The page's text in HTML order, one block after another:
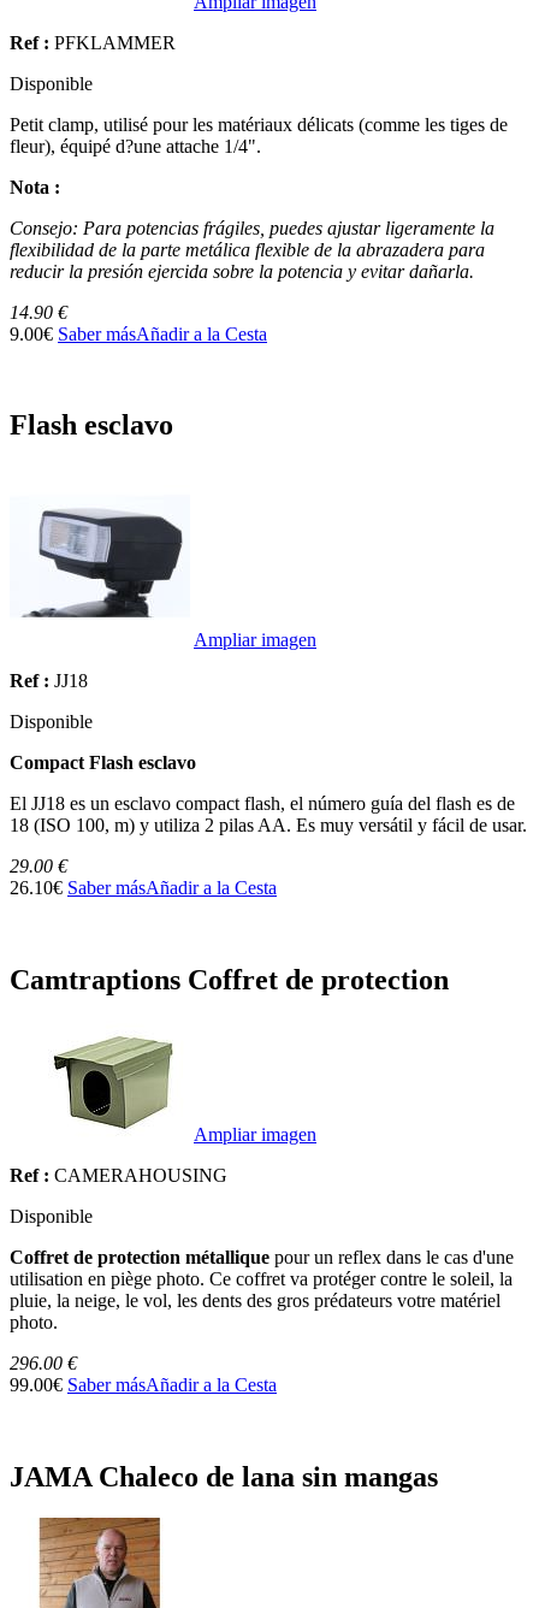
Ref : PFKLAMMER
Disponible
Petit clamp, utilisé pour les matériaux délicats (comme les tiges de
fleur), équipé d?une attache 1/4".
Nota :
Consejo: Para potencias frágiles, puedes ajustar ligeramente la
flexibilidad de la parte metálica flexible de la abrazadera para
reducir la presión ejercida sobre la potencia y evitar dañarla.
14.90 €
9.00€ Saber másAñadir a la Cesta
Flash esclavo
Ampliar imagen
Ref : JJ18
Disponible
Compact Flash esclavo
El JJ18 es un esclavo compact flash, el número guía del flash es de
18 (ISO 100, m) y utiliza 2 pilas AA. Es muy versátil y fácil de usar.
29.00 €
26.10€ Saber másAñadir a la Cesta
Camtraptions Coffret de protection
Ampliar imagen
Ref : CAMERAHOUSING
Disponible
Coffret de protection métallique pour un reflex dans le cas d'une
utilisation en piège photo. Ce coffret va protéger contre le soleil, la
pluie, la neige, le vol, les dents des gros prédateurs votre matériel
photo.
296.00 €
99.00€ Saber másAñadir a la Cesta
JAMA Chaleco de lana sin mangas